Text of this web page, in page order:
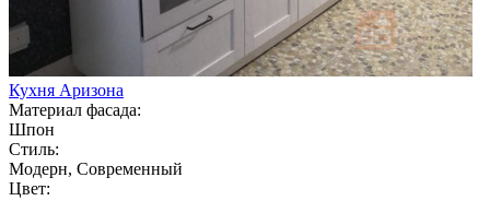
Кухня Аризона
Материал фасада:
Шпон
Стиль:
Модерн, Современный
Цвет: